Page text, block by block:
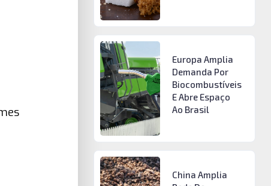
Europa Amplia
Demanda Por
Biocombustíveis
E Abre Espaço
Ao Brasil
China Amplia